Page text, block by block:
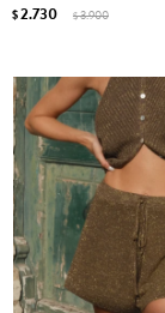
$2.730 $3.900